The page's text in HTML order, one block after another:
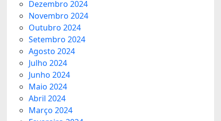
Dezembro 2024
Novembro 2024
Outubro 2024
Setembro 2024
Agosto 2024
Julho 2024
Junho 2024
Maio 2024
Abril 2024
Março 2024